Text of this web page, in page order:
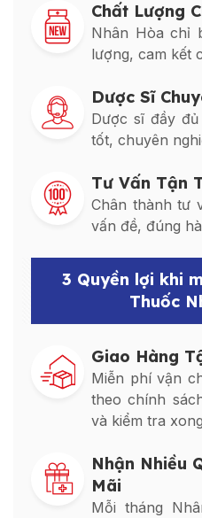
Chất Lượng
Nhân Hòa chỉ
lượng, cam kết
Dược Sĩ
Dược sĩ đầy
tốt, chuyên
Tư Vấn Tận
Chân thành tư
vấn đề, đúng
3 Quyền lợi khi
Thuốc
Giao Hàng
Miễn phí vận
theo chính
và kiểm tra
Nhận Nhiều
Mãi
Mỗi tháng